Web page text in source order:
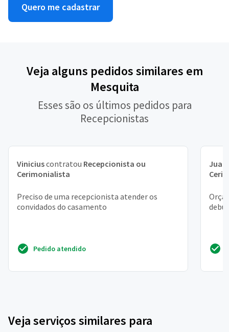
Quero me cadastrar
Veja alguns pedidos similares em
Mesquita
Esses são os últimos pedidos para
Recepcionistas
Viniciuscontratou Recepcionista ou
Cerimonialista
Preciso de uma recepcionista atender os
convidados do casamento
Pedido atendido
Juan
Veja serviços similares para